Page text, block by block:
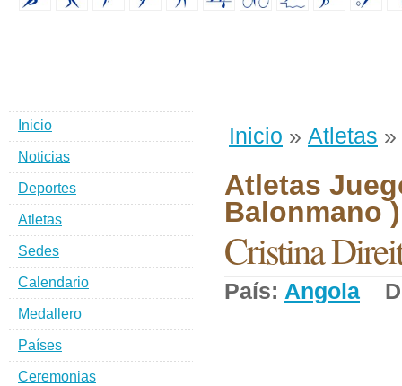
Inicio » Atletas »
Atletas
Balonmano )
Cristina
País: Angola
Inicio
Noticias
Deportes
Atletas
Sedes
Calendario
Medallero
Países
Ceremonias